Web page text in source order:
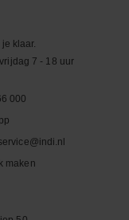
klaar.
7 - 18 uur
000
maken